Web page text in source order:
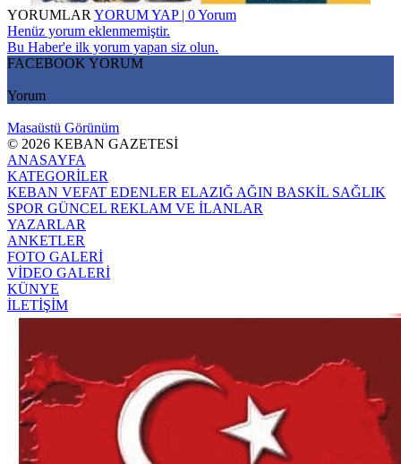
YORUMLAR YORUM YAP | 0 Yorum
Henüz yorum eklenmemiştir.
Bu Haber'e ilk yorum yapan siz olun.
FACEBOOK YORUM
Yorum
Masaüstü Görünüm
© 2026 KEBAN GAZETESİ
ANASAYFA
KATEGORİLER
KEBAN VEFAT EDENLER ELAZIĞ AĞIN BASKİL SAĞLIK
SPOR GÜNCEL REKLAM VE İLANLAR
YAZARLAR
ANKETLER
FOTO GALERİ
VİDEO GALERİ
KÜNYE
İLETİŞİM